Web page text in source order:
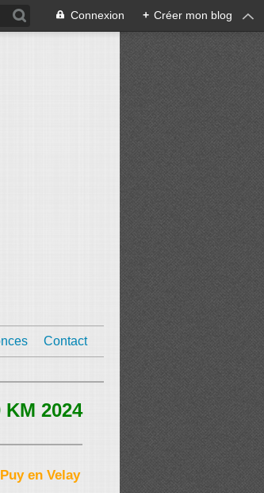
Connexion + Créer mon blog
Contact
KM 2024
en Velay